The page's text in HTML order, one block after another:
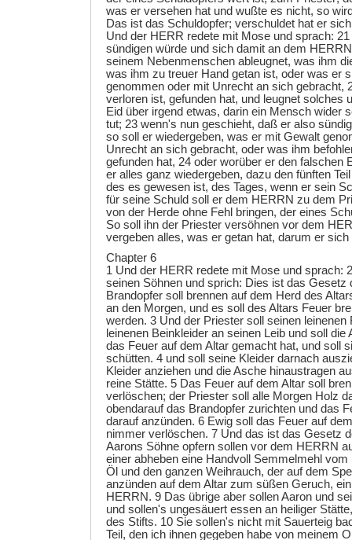
was er versehen hat und wußte es nicht, so
Das ist das Schuldopfer; verschuldet hat er
Und der HERR redete mit Mose und sprach:
sündigen würde und sich damit an dem
seinem Nebenmenschen ableugnet, was ihm
was ihm zu treuer Hand getan ist, oder was er
genommen oder mit Unrecht an sich gebracht,
verloren ist, gefunden hat, und leugnet solches
Eid über irgend etwas, darin ein Mensch wider
tut; 23 wenn's nun geschieht, daß er also
so soll er wiedergeben, was er mit Gewalt
Unrecht an sich gebracht, oder was ihm
gefunden hat, 24 oder worüber er den falschen
er alles ganz wiedergeben, dazu den fünften
des es gewesen ist, des Tages, wenn er sein
für seine Schuld soll er dem HERRN zu dem
von der Herde ohne Fehl bringen, der eines
So soll ihn der Priester versöhnen vor dem
vergeben alles, was er getan hat, darum er
Chapter 6
1 Und der HERR redete mit Mose und sprach:
seinen Söhnen und sprich: Dies ist das Gesetz
Brandopfer soll brennen auf dem Herd des
an den Morgen, und es soll des Altars Feuer
werden. 3 Und der Priester soll seinen leinenen
leinenen Beinkleider an seinen Leib und soll die
das Feuer auf dem Altar gemacht hat, und soll
schütten. 4 und soll seine Kleider darnach
Kleider anziehen und die Asche hinaustragen
reine Stätte. 5 Das Feuer auf dem Altar soll
verlöschen; der Priester soll alle Morgen Holz
obendarauf das Brandopfer zurichten und das
darauf anzünden. 6 Ewig soll das Feuer auf
nimmer verlöschen. 7 Und das ist das Gesetz
Aarons Söhne opfern sollen vor dem HERRN
einer abheben eine Handvoll Semmelmehl
Öl und den ganzen Weihrauch, der auf dem
anzünden auf dem Altar zum süßen Geruch,
HERRN. 9 Das übrige aber sollen Aaron und
und sollen's ungesäuert essen an heiliger
des Stifts. 10 Sie sollen's nicht mit Sauerteig
Teil, den ich ihnen gegeben habe von meinem